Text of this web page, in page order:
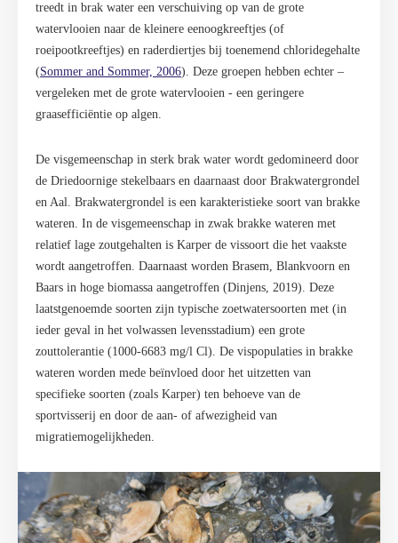
treedt in brak water een verschuiving op van de grote
watervlooien naar de kleinere eenoogkreeftjes (of
roeipootkreeftjes) en raderdiertjes bij toenemend chloridegehalte
(Sommer and Sommer, 2006). Deze groepen hebben echter –
vergeleken met de grote watervlooien - een geringere
graasefficiëntie op algen.
De visgemeenschap in sterk brak water wordt gedomineerd door
de Driedoornige stekelbaars en daarnaast door Brakwatergrondel
en Aal. Brakwatergrondel is een karakteristieke soort van brakke
wateren. In de visgemeenschap in zwak brakke wateren met
relatief lage zoutgehalten is Karper de vissoort die het vaakste
wordt aangetroffen. Daarnaast worden Brasem, Blankvoorn en
Baars in hoge biomassa aangetroffen (Dinjens, 2019). Deze
laatstgenoemde soorten zijn typische zoetwatersoorten met (in
ieder geval in het volwassen levensstadium) een grote
zouttolerantie (1000-6683 mg/l Cl). De vispopulaties in brakke
wateren worden mede beïnvloed door het uitzetten van
specifieke soorten (zoals Karper) ten behoeve van de
sportvisserij en door de aan- of afwezigheid van
migratiemogelijkheden.